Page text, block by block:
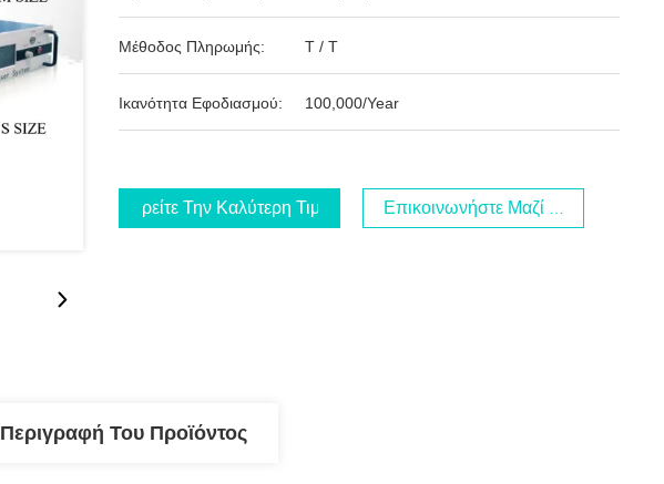
Μέθοδος Πληρωμής: T / T
Ικανότητα Εφοδιασμού: 100,000/Year
Βρείτε Την Καλύτερη Τιμή Επικοινωνήστε Μαζί Μας
Περιγραφή Του Προϊόντος